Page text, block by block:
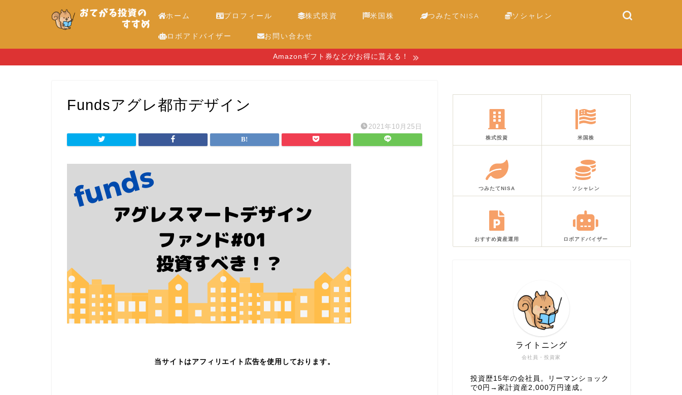
ホーム プロフィール 株式投資 米国株 つみたてNISA ソシャレン
ロボアドバイザー お問い合わせ
Amazonギフト券などがお得に貰える！
Fundsアグレ都市デザイン
2021年10月25日
当サイトはアフィリエイト広告を使用しております。
株式投資 米国株
つみたてNISA ソシャレン
おすすめ資産運用 ロボアドバイザー
会社員・投資家
ライトニング
投資歴15年の会社員。リーマンショック
で0円→家計資産2,000万円達成。